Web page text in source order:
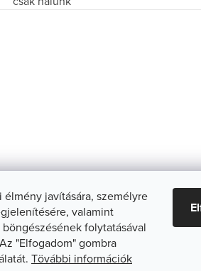
javítására, személyre
valamint
folytatásával
"Elfogadom" gombra
Tövábbi információk